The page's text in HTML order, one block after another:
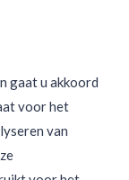
gaat u akkoord
voor het
van